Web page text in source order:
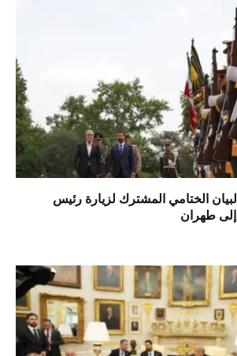
الختامي المشترك لزيارة رئيس
إلى طهران